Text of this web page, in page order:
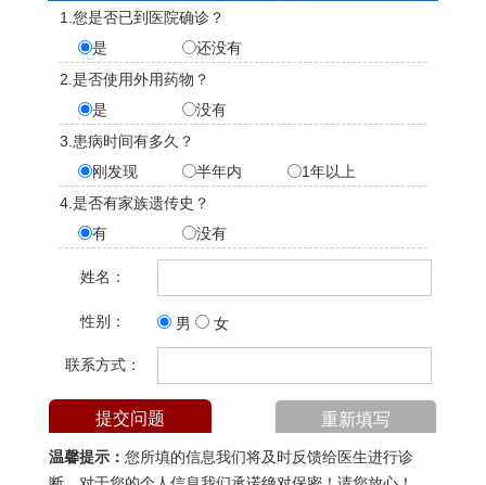
1.您是否已到医院确诊？
是
还没有
2.是否使用外用药物？
是
没有
3.患病时间有多久？
刚发现
半年内
1年以上
4.是否有家族遗传史？
有
没有
姓名：
性别： 男 女
联系方式：
温馨提示： 您所填的信息我们将及时反馈给医生进行诊